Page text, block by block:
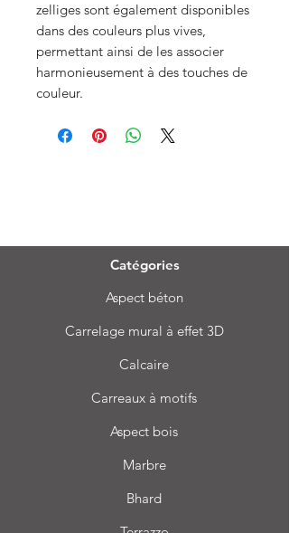
zelliges sont également disponibles
dans des couleurs plus vives,
permettant ainsi de les associer
harmonieusement à des touches de
couleur.
Catégories
Aspect béton
Carrelage mural à effet 3D
Calcaire
Carreaux à motifs
Aspect bois
Marbre
Bhard